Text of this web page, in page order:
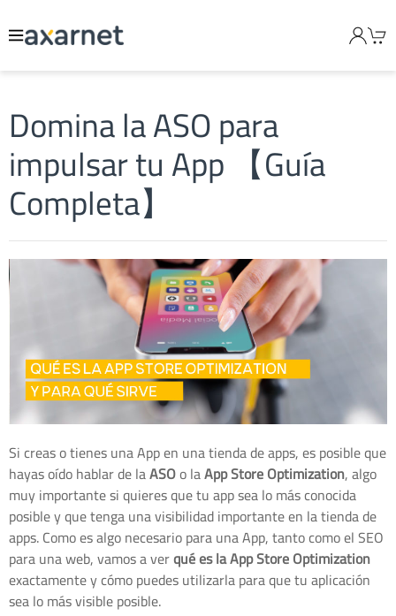
Domina la ASO para
impulsar tu App 【Guía
Completa】
Si creas o tienes una App en una tienda de apps, es posible que
hayas oído hablar de laASOo laApp Store Optimization, algo
muy importante si quieres que tu app sea lo más conocida
posible y que tenga una visibilidad importante en la tienda de
apps. Como es algo necesario para una App, tanto como el SEO
para una web, vamos a verqué es la App Store Optimization
exactamente y cómo puedes utilizarla para que tu aplicación
sea lo más visible posible.